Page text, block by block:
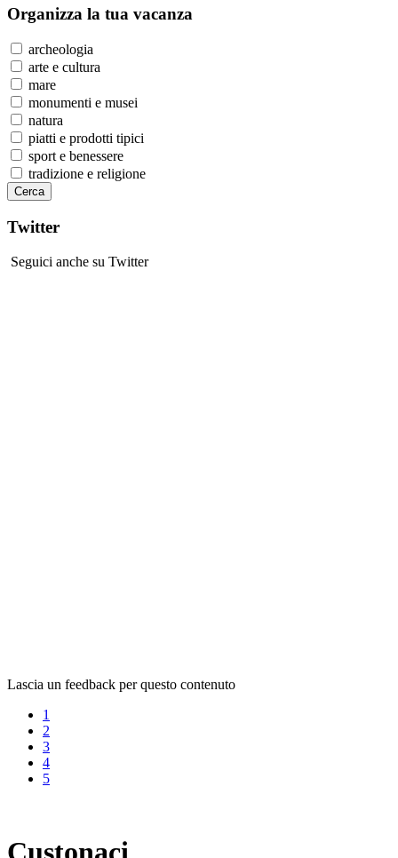
Organizza la tua vacanza
archeologia
arte e cultura
mare
monumenti e musei
natura
piatti e prodotti tipici
sport e benessere
tradizione e religione
Twitter
Seguici anche su Twitter
Lascia un feedback per questo contenuto
1
2
3
4
5